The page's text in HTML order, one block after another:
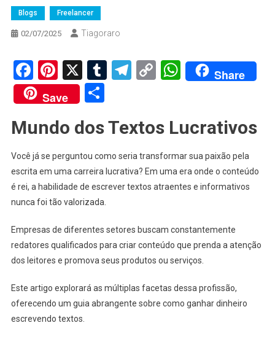
Blogs Freelancer
02/07/2025 Tiagoraro
Facebook
Pinterest
X Tumblr
Telegram
CopyWhatsApp
Share
Save
Share
Mundo dos Textos Lucrativos
Você já se perguntou como seria transformar sua paixão pela
escrita em uma carreira lucrativa? Em uma era onde o conteúdo
é rei, a habilidade de escrever textos atraentes e informativos
nunca foi tão valorizada.
Empresas de diferentes setores buscam constantemente
redatores qualificados para criar conteúdo que prenda a atenção
dos leitores e promova seus produtos ou serviços.
Este artigo explorará as múltiplas facetas dessa profissão,
oferecendo um guia abrangente sobre como ganhar dinheiro
escrevendo textos.